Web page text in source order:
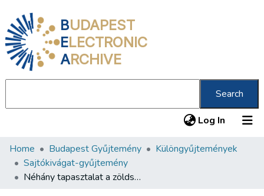
BUDAPEST
ELECTRONIC
ARCHIVE
Search
Log In (current)
Communities & Collections
All of DSpace
Home Budapest Gyűjtemény
Különgyűjtemények
Sajtókivágat-gyűjtemény
Néhány tapasztalat a zöldség- és gyümölcsellátásról